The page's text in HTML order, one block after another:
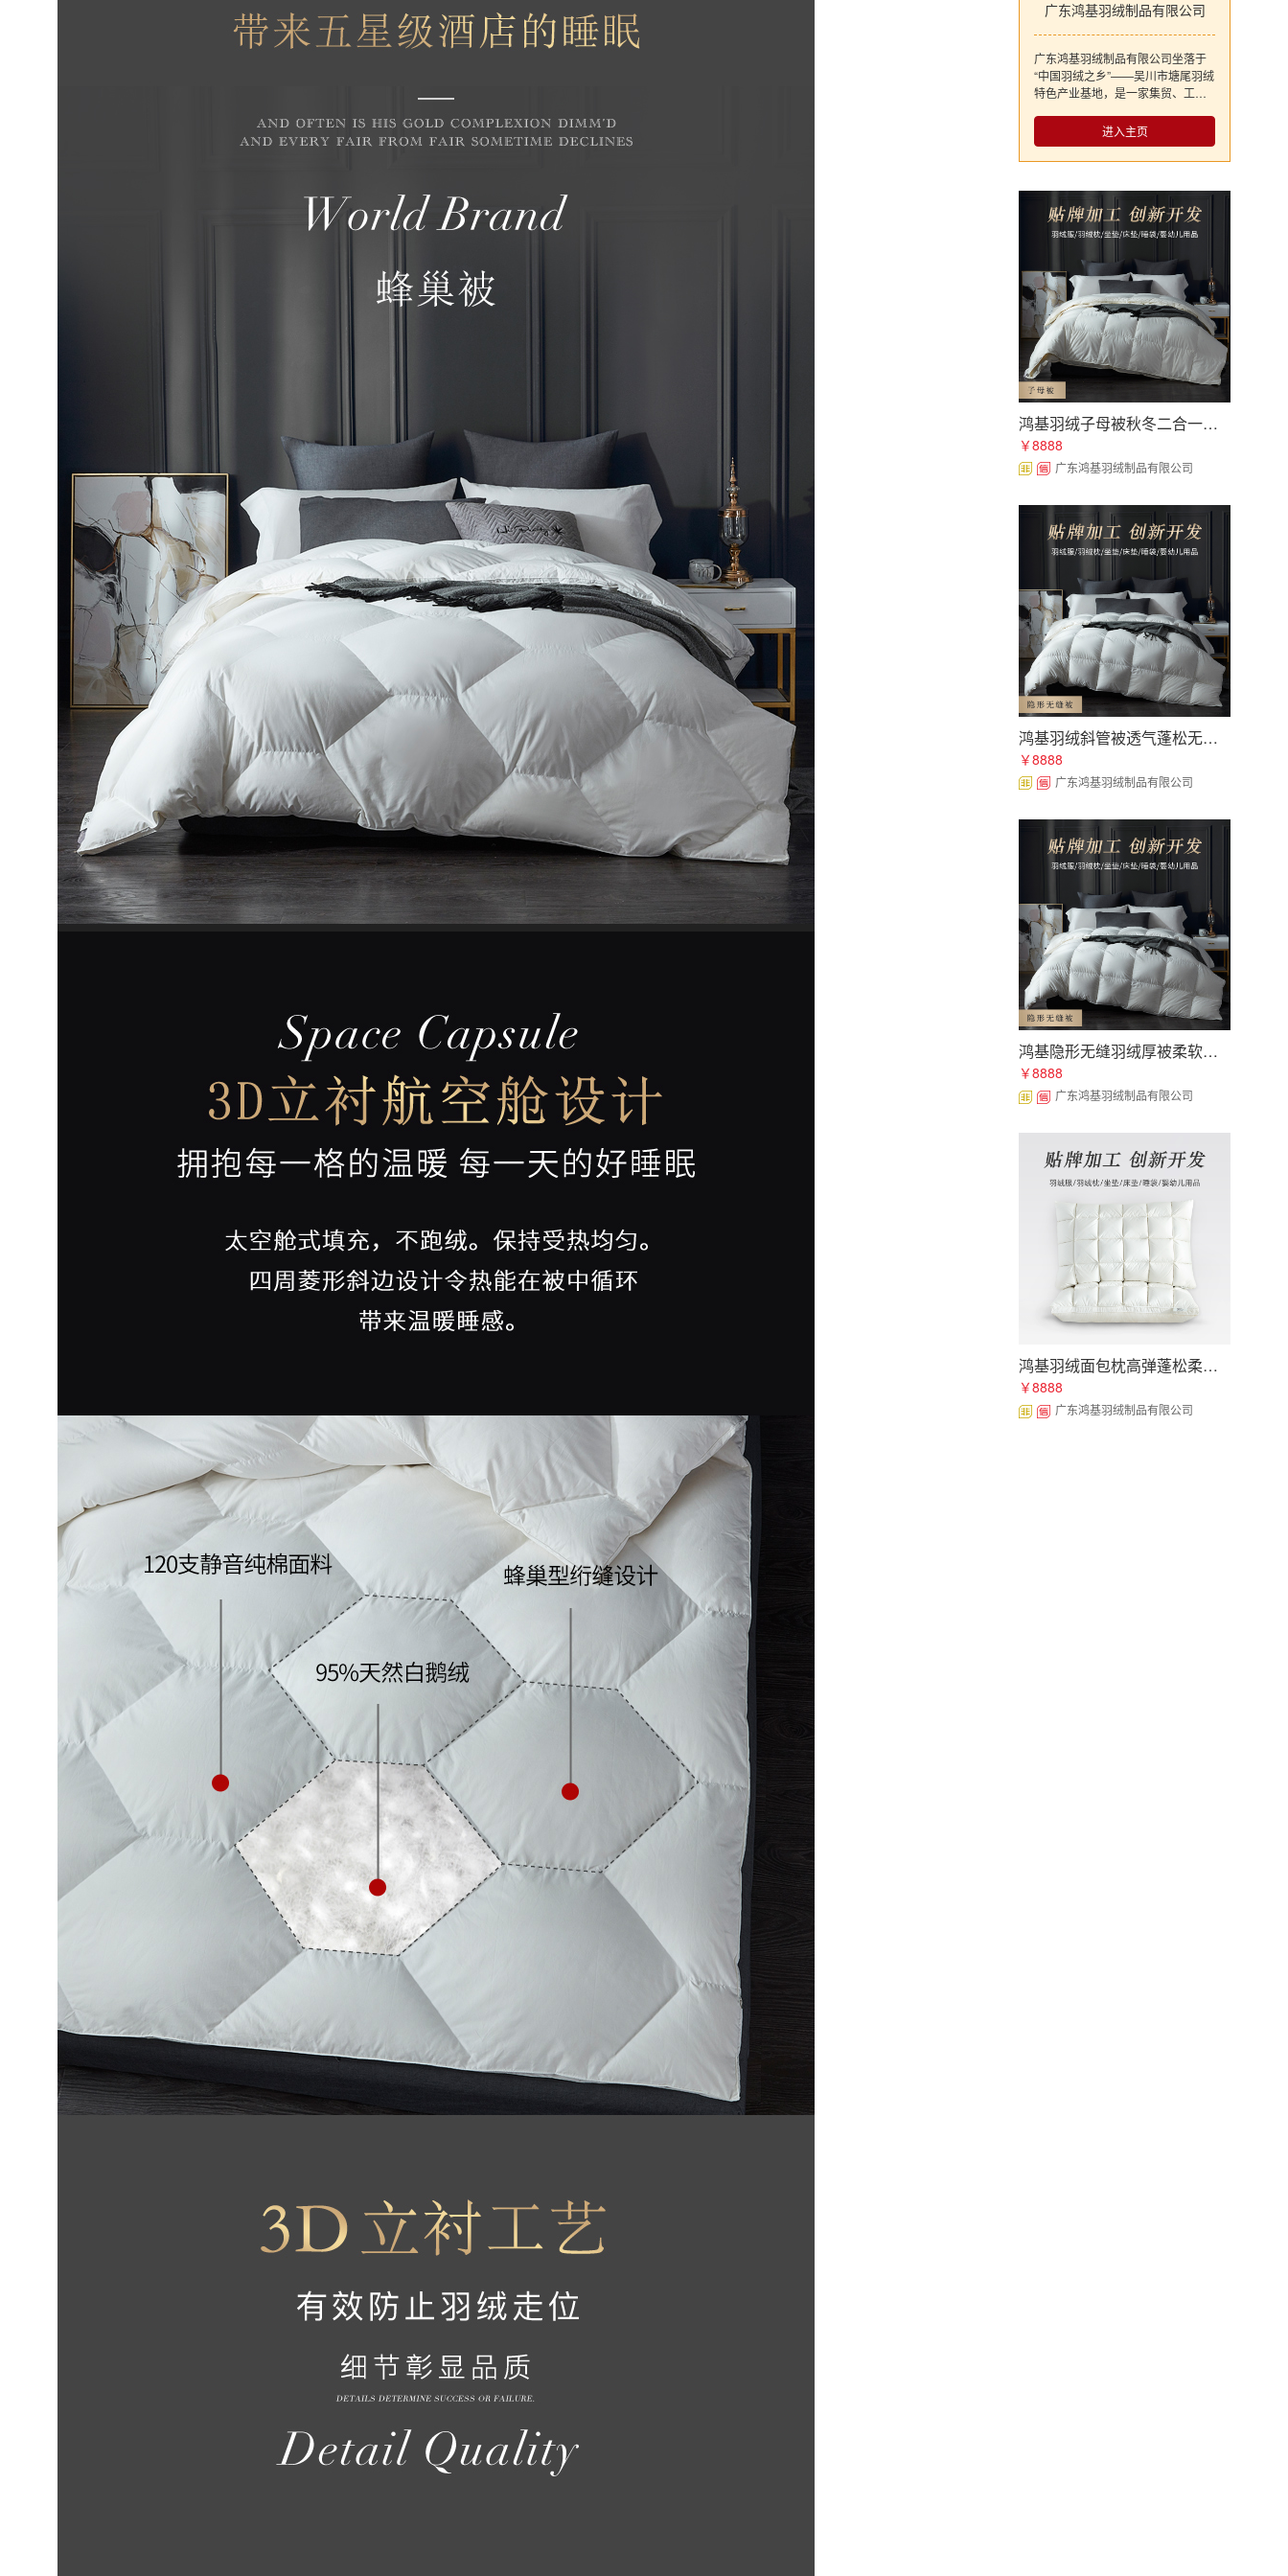
广东鸿基羽绒制品有限公司
广东鸿基羽绒制品有限公司坐落于
“中国羽绒之乡”——吴川市塘尾羽绒
特色产业基地，是一家集贸、工、
代化企业。公司占地面积15000平
方米，拥有多套全自动水洗羽绒生
产设备及先进制品生产设备，并建
网络信息服务中心。 公司现开发家
纺系列产品有全套床上用品、管道
式羽绒被、空调羽绒被、羽绒床
童羽绒被和羽绒睡袋等，从人文和
专业的角度出发，创造优雅灵性的
家居生活，在赏析创羽家纺文化的
同时给消费者带来温暖美好的享
受。服饰产品有：休闲商务系列羽
绒服、时尚系列羽绒服、运动系列
羽绒服、儿童系列羽绒服、羽绒保
暖内衣系列等，引领羽绒服饰从臃
肿到飘逸、从简单到时尚、从保暖
性到时装化的变革，另外还有羽绒
手套、羽绒靴、羽绒护腰、羽绒护
肩、羽绒护腿、羽绒护胃、羽绒护
膝等产品。从线下遍布全国各地的
品不仅行销全国各地，也出口至美
国、日本、意大利等国家。
进入主页
鸿基羽绒子母被秋冬二合一儿童羽绒被芯四季被幼儿园贴牌加工批发
￥8888
广东鸿基羽绒制品有限公司
鸿基羽绒斜管被透气蓬松无异味柔软保暖贴牌加工定制
￥8888
广东鸿基羽绒制品有限公司
鸿基隐形无缝羽绒厚被柔软蓬松保暖无异味冬被贴牌加工定制批发
￥8888
广东鸿基羽绒制品有限公司
鸿基羽绒面包枕高弹蓬松柔软羽毛枕贴牌加工批发
￥8888
广东鸿基羽绒制品有限公司